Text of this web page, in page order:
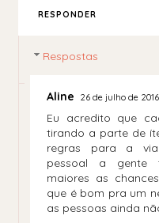
RESPONDER
Respostas
Aline 26 de julho de 2016
Eu acredito que
tirando a parte de
regras para a
pessoal a gente
maiores as
que é bom pra um
as pessoas ainda